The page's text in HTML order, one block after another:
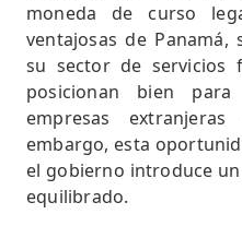
moneda de curso
ventajosas de
su sector de servicios
posicionan bien
empresas
embargo, esta
el gobierno introduce
equilibrado.